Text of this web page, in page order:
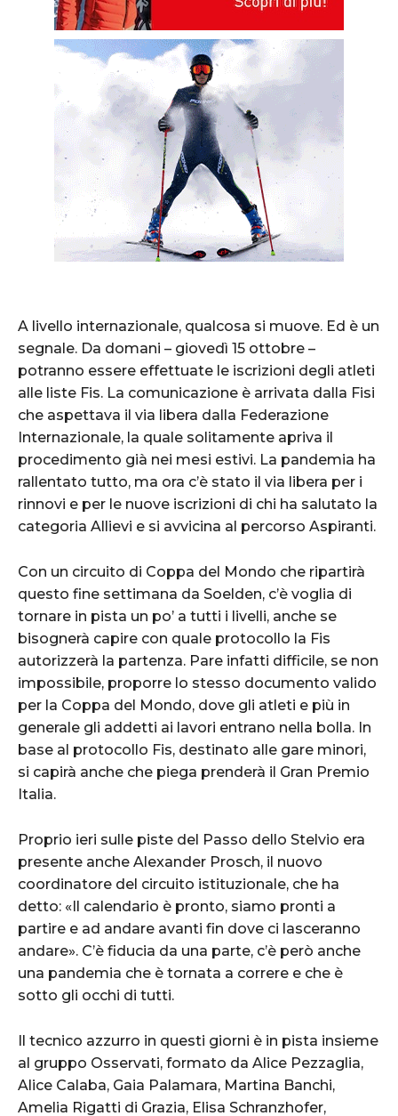
A livello internazionale, qualcosa si muove. Ed è un
segnale. Da domani – giovedì 15 ottobre –
potranno essere effettuate le iscrizioni degli atleti
alle liste Fis. La comunicazione è arrivata dalla Fisi
che aspettava il via libera dalla Federazione
Internazionale, la quale solitamente apriva il
procedimento già nei mesi estivi. La pandemia ha
rallentato tutto, ma ora c’è stato il via libera per i
rinnovi e per le nuove iscrizioni di chi ha salutato la
categoria Allievi e si avvicina al percorso Aspiranti.
Con un circuito di Coppa del Mondo che ripartirà
questo fine settimana da Soelden, c’è voglia di
tornare in pista un po’ a tutti i livelli, anche se
bisognerà capire con quale protocollo la Fis
autorizzerà la partenza. Pare infatti difficile, se non
impossibile, proporre lo stesso documento valido
per la Coppa del Mondo, dove gli atleti e più in
generale gli addetti ai lavori entrano nella bolla. In
base al protocollo Fis, destinato alle gare minori,
si capirà anche che piega prenderà il Gran Premio
Italia.
Proprio ieri sulle piste del Passo dello Stelvio era
presente anche Alexander Prosch, il nuovo
coordinatore del circuito istituzionale, che ha
detto: «Il calendario è pronto, siamo pronti a
partire e ad andare avanti fin dove ci lasceranno
andare». C’è fiducia da una parte, c’è però anche
una pandemia che è tornata a correre e che è
sotto gli occhi di tutti.
Il tecnico azzurro in questi giorni è in pista insieme
al gruppo Osservati, formato da Alice Pezzaglia,
Alice Calaba, Gaia Palamara, Martina Banchi,
Amelia Rigatti di Grazia, Elisa Schranzhofer,